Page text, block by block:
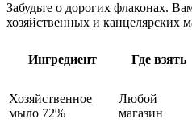
Забудьте о дорогих флаконах.
хозяйственных и канцелярских
Ингредиент Где взять
Хозяйственное
мыло 72%
Любой
магазин